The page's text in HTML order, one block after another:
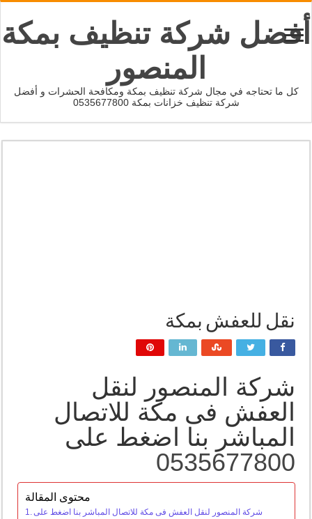
أفضل شركة تنظيف بمكة
المنصور
كل ما تحتاجه في مجال شركة تنظيف بمكة ومكافحة الحشرات و أفضل
شركة تنظيف خزانات بمكة 0535677800
نقل للعفش بمكة
شركة المنصور لنقل
العفش فى مكة للاتصال
المباشر بنا اضغط على
0535677800
محتوى المقالة
شركة المنصور لنقل العفش فى مكة للاتصال المباشر بنا اضغط على